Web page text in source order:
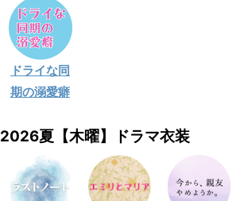
ドライな同
期の溺愛癖
2026夏【木曜】ドラマ衣装